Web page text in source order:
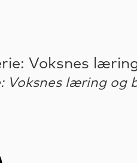
Voksnes læring